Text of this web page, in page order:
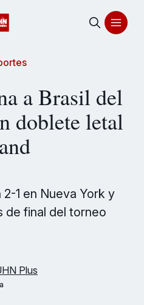
a Brasil del
doblete letal
1 en Nueva York y
de final del torneo
Plus